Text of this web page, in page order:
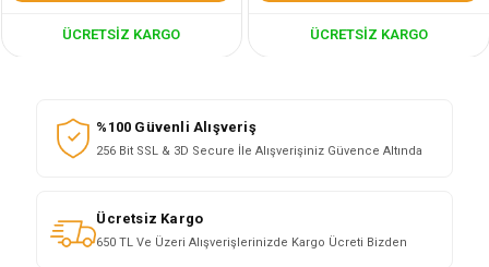
ÜCRETSIZ KARGO ÜCRETSIZ KARGO
%100 Güvenli Alışveriş
256 Bit SSL & 3D Secure İle Alışverişiniz Güvence Altında
Ücretsiz Kargo
650 TL Ve Üzeri Alışverişlerinizde Kargo Ücreti Bizden